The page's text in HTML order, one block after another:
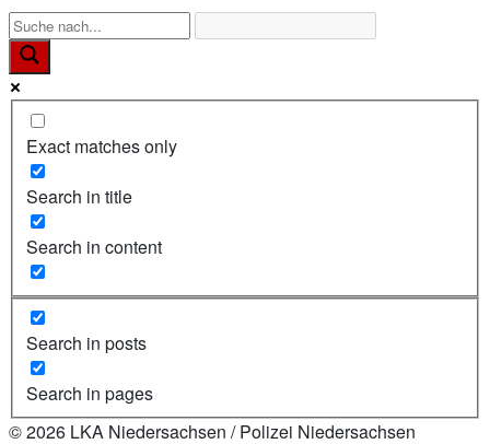
Exact matches only
Search in title
Search in content
Search in posts
Search in pages
© 2026 LKA Niedersachsen / Polizei Niedersachsen